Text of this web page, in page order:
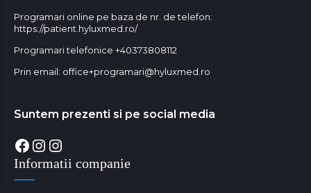
Programari online pe baza de nr. de telefon:
https://patient.hyluxmed.ro/
Programari telefonice +40373808112
Prin email: office+programari@hyluxmed.ro
Suntem prezenti si pe social media
Facebook
Instagram
Instagram
Informatii companie